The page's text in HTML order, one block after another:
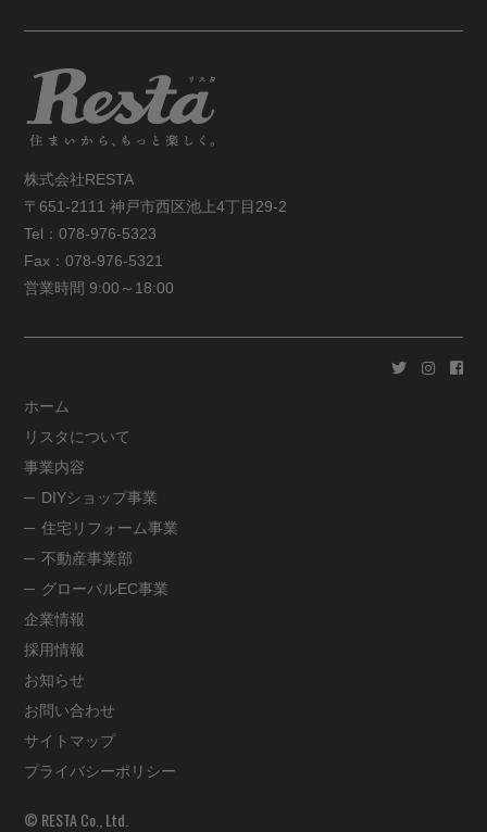
株式会社RESTA
〒651-2111 神戸市西区池上4丁目29-2
Tel：078-976-5323
Fax：078-976-5321
営業時間 9:00～18:00
ホーム
リスタについて
事業内容
DIYショップ事業
住宅リフォーム事業
不動産事業部
グローバルEC事業
企業情報
採用情報
お知らせ
お問い合わせ
サイトマップ
プライバシーポリシー
© RESTA Co., Ltd.